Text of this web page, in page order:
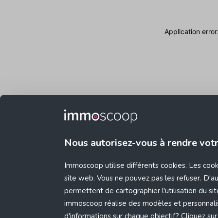
Nous autorisez-vous à rendre
Immoscoop utilise différents cookies. Les
site web. Vous ne pouvez pas les refuser.
permettent de cartographier l'utilisation du
immoscoop réalise des modèles et
d'informations sur chaque objectif? Cliquez
Application